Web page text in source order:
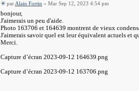
par Alain Fortin » Mar Sep 12, 2023 4:54 pm
bonjour,
J'aimerais un peu d'aide.
Photo 163706 et 164639 montrent de vieux
J'aimerais savoir quel est leur équivalent actuels et
Merci.
Capture d’écran 2023-09-12 164639.png
Capture d’écran 2023-09-12 163706.png